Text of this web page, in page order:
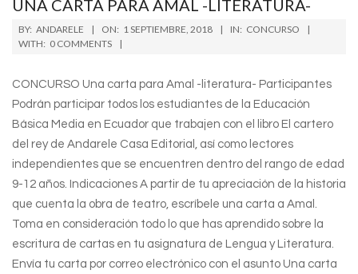
UNA CARTA PARA AMAL -LITERATURA-
2018-
09-
BY: ANDARELE ON: 1 SEPTIEMBRE, 2018 IN: CONCURSO
WITH: 0 COMMENTS
CONCURSO Una carta para Amal -literatura- Participantes
Podrán participar todos los estudiantes de la Educación
Básica Media en Ecuador que trabajen con el libro El cartero
del rey de Andarele Casa Editorial, así como lectores
independientes que se encuentren dentro del rango de edad
9-12 años. Indicaciones A partir de tu apreciación de la historia
que cuenta la obra de teatro, escríbele una carta a Amal.
Toma en consideración todo lo que has aprendido sobre la
escritura de cartas en tu asignatura de Lengua y Literatura.
Envía tu carta por correo electrónico con el asunto Una carta